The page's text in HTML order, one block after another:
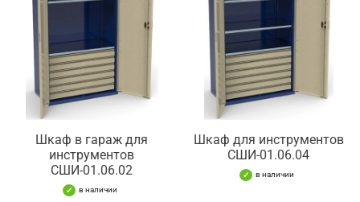
Шкаф в гараж для
инструментов
СШИ-01.06.02
в наличии
Шкаф для инструментов
СШИ-01.06.04
в наличии